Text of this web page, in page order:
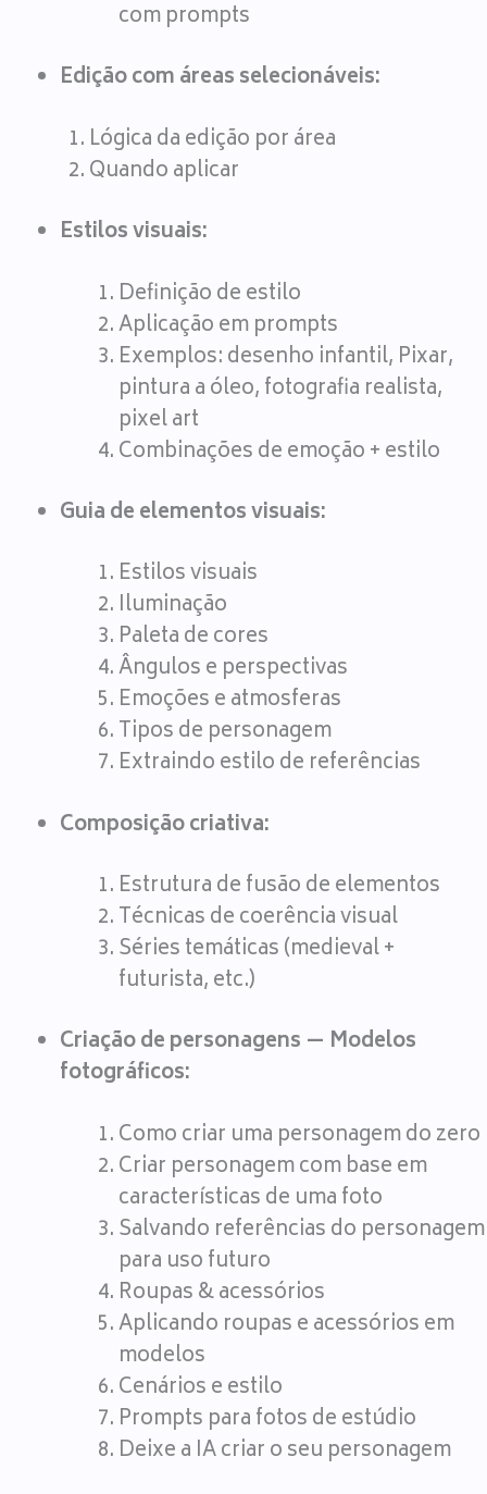
com prompts
Edição com áreas selecionáveis:
Lógica da edição por área
Quando aplicar
Estilos visuais:
Definição de estilo
Aplicação em prompts
Exemplos: desenho infantil, Pixar,
pintura a óleo, fotografia realista,
pixel art
Combinações de emoção + estilo
Guia de elementos visuais:
Estilos visuais
Iluminação
Paleta de cores
Ângulos e perspectivas
Emoções e atmosferas
Tipos de personagem
Extraindo estilo de referências
Composição criativa:
Estrutura de fusão de elementos
Técnicas de coerência visual
Séries temáticas (medieval +
futurista, etc.)
Criação de personagens — Modelos
fotográficos:
Como criar uma personagem do zero
Criar personagem com base em
características de uma foto
Salvando referências do personagem
para uso futuro
Roupas & acessórios
Aplicando roupas e acessórios em
modelos
Cenários e estilo
Prompts para fotos de estúdio
Deixe a IA criar o seu personagem